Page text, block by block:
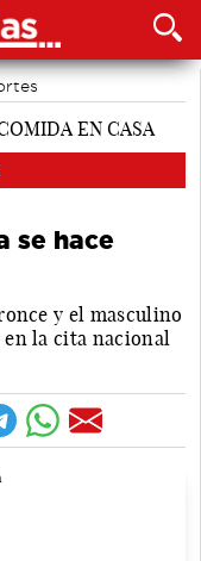
se hace
y el masculino
la cita nacional